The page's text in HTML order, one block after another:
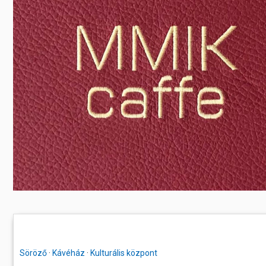
Gyerekeknek
Sport
Buli/Disco
Kiemelt rendezvények
Tanfolyam, képzés
Tábor
Egyházi, vallási
Megyei kitekintő
most
Fák
Víz
Összes
Egyéb
Röplabda
Söröző· Kávéház · Kulturális központ